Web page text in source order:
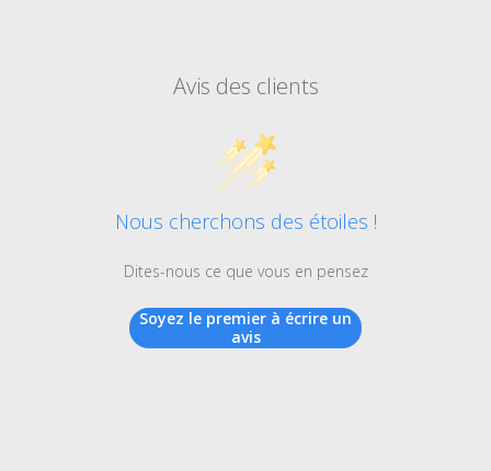
Avis des clients
Nous cherchons des étoiles !
Dites-nous ce que vous en pensez
Soyez le premier à écrire un
avis